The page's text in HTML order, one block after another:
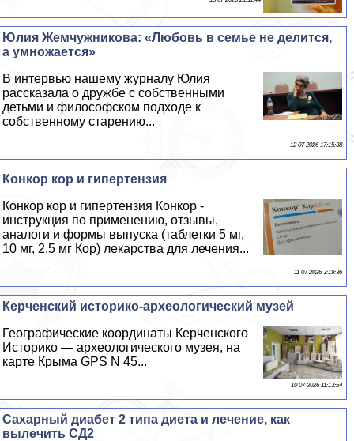
Юлия Жемчужникова: «Любовь в семье не делится,
а умножается»
В интервью нашему журналу Юлия
рассказала о дружбе с собственными
детьми и философском подходе к
собственному старению...
12 07 2026 17:15:38
Конкор кор и гипертензия
Конкор кор и гипертензия Конкор -
инструкция по применению, отзывы,
аналоги и формы выпуска (таблетки 5 мг,
10 мг, 2,5 мг Кор) лекарства для лечения...
11 07 2026 3:19:36
Керченский историко-археологический музей
Географические координаты Керченского
Историко — археологического музея, на
карте Крыма GPS N 45...
10 07 2026 11:13:54
Сахарный диабет 2 типа диета и лечение, как
вылечить СД2